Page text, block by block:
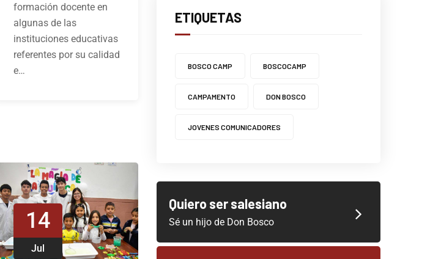
formación docente en
algunas de las
instituciones educativas
referentes por su calidad
e…
14
Jul
ETIQUETAS
BOSCO CAMP BOSCOCAMP
CAMPAMENTO DON BOSCO
JOVENES COMUNICADORES
Quiero ser salesiano
Sé un hijo de Don Bosco